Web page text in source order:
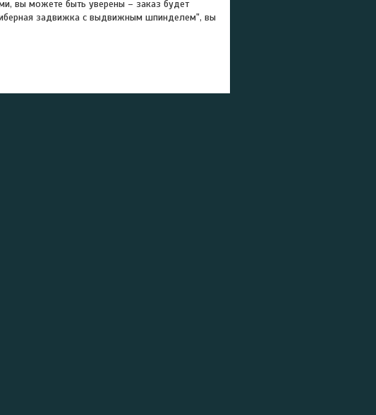
вы можете быть уверены – заказ будет
задвижка с выдвижным шпинделем", вы